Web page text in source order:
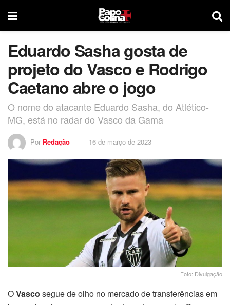
Eduardo Sasha gosta de
projeto do Vasco e Rodrigo
Caetano abre o jogo
O nome do atacante Eduardo Sasha, do Atlético-
MG, está no radar do Vasco da Gama
Por Redação 16 de março de 2023
Foto: Divulgação
OVasco segue de olho no mercado de transferências em